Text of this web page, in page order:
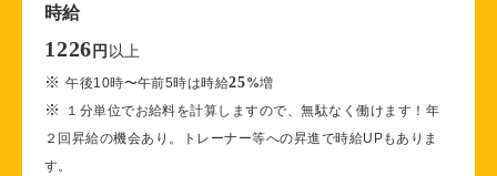
時給
1226 円 以上
※午後10時〜午前5時は時給25%増
※
１分単位でお給料を計算しますので、無駄なく働けます！年
２回昇給の機会あり。トレーナー等への昇進で時給UPもありま
す。